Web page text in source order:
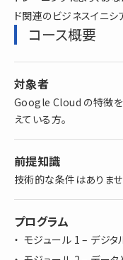
ド関連のビジネスイニシ
コース概要
対象者
Google Cloud の特徴を
えている方。
前提知識
技術的な条件はありませ
プログラム
モジュール 1 – デジタ